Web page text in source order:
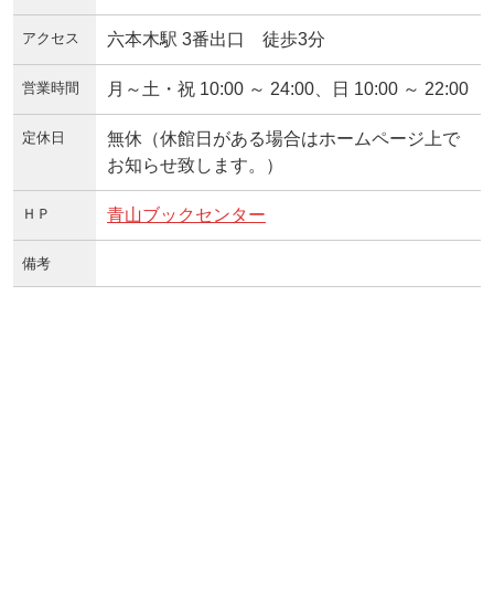
アクセス 六本木駅 3番出口 徒歩3分
営業時間 月～土・祝 10:00 ～ 24:00、日 10:00 ～ 22:00
定休日
無休（休館日がある場合はホームページ上で
お知らせ致します。）
ＨＰ 青山ブックセンター
備考